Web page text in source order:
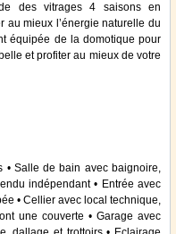
des vitrages 4 saisons en
au mieux l’énergie naturelle du
équipée de la domotique pour
et profiter au mieux de votre
• Salle de bain avec baignoire,
indépendant • Entrée avec
• Cellier avec local technique,
une couverte • Garage avec